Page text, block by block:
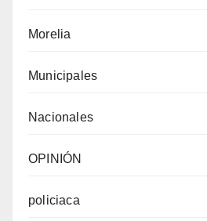
Morelia
Municipales
Nacionales
OPINIÓN
policiaca